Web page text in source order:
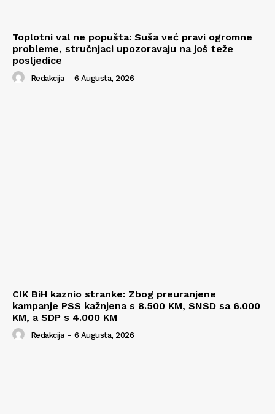
Toplotni val ne popušta: Suša već pravi ogromne
probleme, stručnjaci upozoravaju na još teže
posljedice
Redakcija - 6 Augusta, 2026
CIK BiH kaznio stranke: Zbog preuranjene
kampanje PSS kažnjena s 8.500 KM, SNSD sa 6.000
KM, a SDP s 4.000 KM
Redakcija - 6 Augusta, 2026